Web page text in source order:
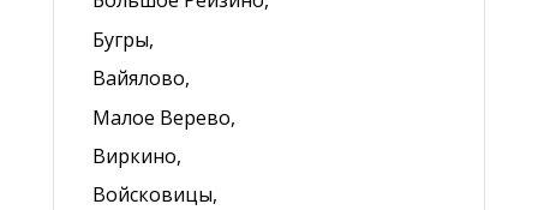
Бугры,
Вайялово,
Малое Верево,
Виркино,
Войсковицы,